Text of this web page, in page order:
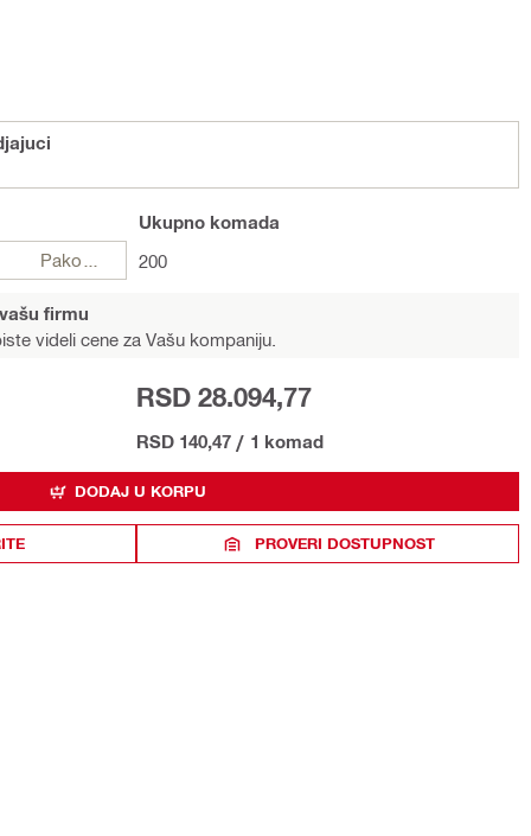
Ukupno komada
200
firmu
videli cene za Vašu kompaniju.
RSD 28.094,77
RSD 140,47 / 1 komad
DODAJ U KORPU
PROVERI DOSTUPNOST